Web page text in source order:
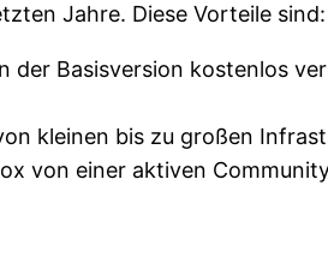
Jahre. Diese Vorteile sind:
der Basisversion kostenlos
kleinen bis zu großen
von einer aktiven